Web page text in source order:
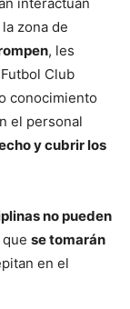
zona de
, les
Club
conocimiento
el personal
y cubrir los
no pueden
se tomarán
en el